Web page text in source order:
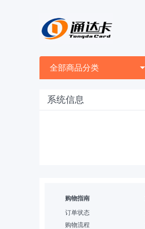
全部商品分类
系统信息
购物指南
订单状态
购物流程